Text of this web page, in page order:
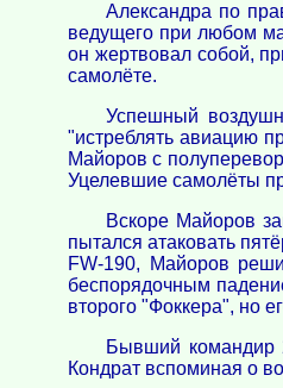
Александра по
ведущего при любом
он жертвовал собой,
самолёте.
Успешный
"истреблять авиацию
Майоров с
Уцелевшие самолёты
Вскоре Майоров
пытался атаковать
FW-190, Майоров
беспорядочным
второго "Фоккера", но
Бывший командир
Кондрат вспоминая о